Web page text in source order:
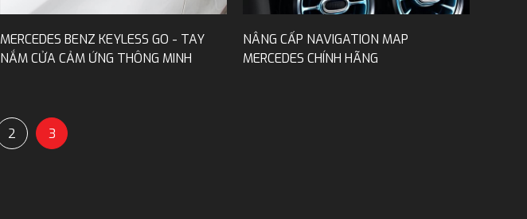
MERCEDES BENZ KEYLESS GO - TAY
NẮM CỬA CẢM ỨNG THÔNG MINH
NÂNG CẤP NAVIGATION MAP
MERCEDES CHÍNH HÃNG
2 3